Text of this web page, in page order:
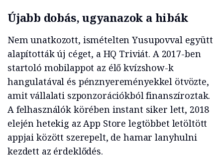
Újabb dobás, ugyanazok a hibák
Nem unatkozott, ismételten Yusupovval együtt
alapították új céget, a HQ Triviát. A 2017-ben
startoló mobilappot az élő kvízshow-k
hangulatával és pénznyereményekkel ötvözte,
amit vállalati szponzorációkból finanszíroztak.
A felhasználók körében instant siker lett, 2018
elején hetekig az App Store legtöbbet letöltött
appjai között szerepelt, de hamar lanyhulni
kezdett az érdeklődés.